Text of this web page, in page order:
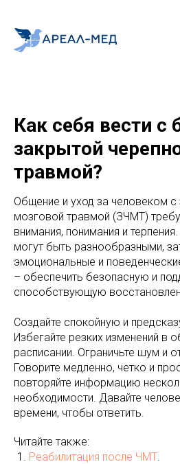
Как себя вести
закрытой
травмой?
Общение и уход за человеком с
мозговой травмой (ЗЧМТ)
внимания, понимания и
могут быть разнообразными,
эмоциональные и
– обеспечить безопасную и
способствующую
Создайте спокойную и
Избегайте резких изменений в
расписании. Ограничьте шум и
Говорите медленно, четко и
повторяйте информацию
необходимости. Давайте
времени, чтобы ответить.
Читайте также:
Реабилитация после ЧМТ.